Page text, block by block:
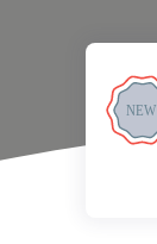
NEW